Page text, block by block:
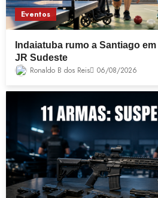
Eventos
Indaiatuba rumo a Santiago
JR Sudeste
Ronaldo B dos Reis 06/08/2026